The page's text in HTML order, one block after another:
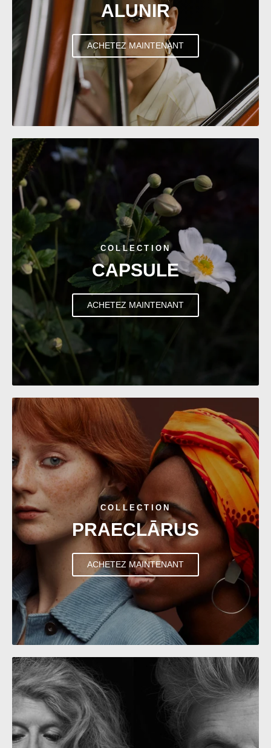
ALUNIR
ACHETEZ MAINTENANT
COLLECTION
CAPSULE
ACHETEZ MAINTENANT
COLLECTION
PRAECLĀRUS
ACHETEZ MAINTENANT